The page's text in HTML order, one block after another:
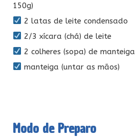
150g)
2 latas de leite condensado
2/3 xícara (chá) de leite
2 colheres (sopa) de manteiga
manteiga (untar as mãos)
Modo de Preparo